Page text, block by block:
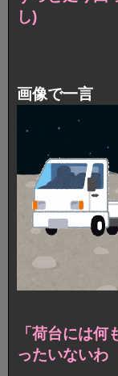
し)
画像で一言
「荷台には
ったいない